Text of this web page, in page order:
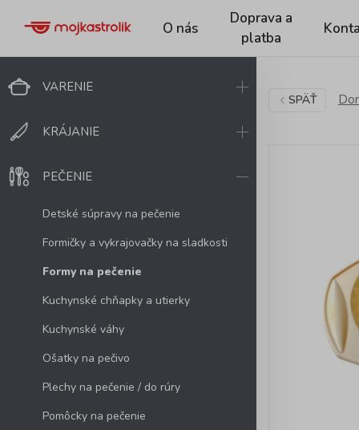
O nás
Doprava a
platba
VARENIE
KRÁJANIE
PEČENIE
Detské súpravy na pečenie
Formičky a vykrajovačky na sladkosti
Formy na pečenie
Kuchynské chňapky a utierky
Kuchynské váhy
Ošatky na pečivo
Plechy na pečenie / do rúry
Pomôcky na pečenie
SPÄŤ